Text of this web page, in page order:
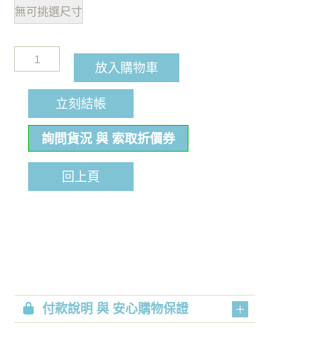
無可挑選尺寸
放入購物車
立刻結帳
詢問貨況 與 索取折價券
回上頁
付款說明 與 安心購物保證